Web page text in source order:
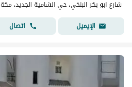
شارع ابو بكر البلخي، حي الشامية الجديد، مكة
الإيميل
اتصال